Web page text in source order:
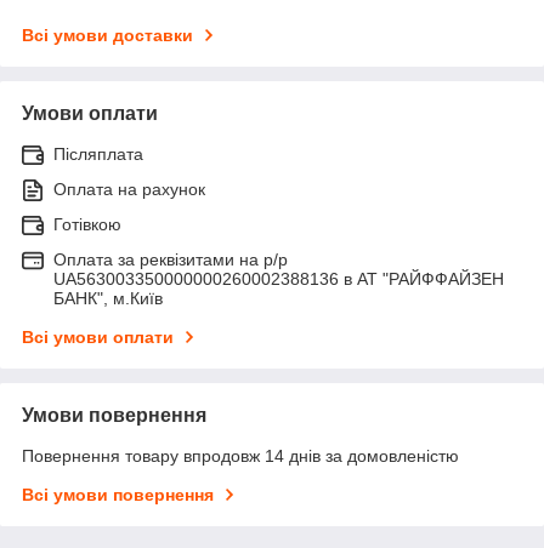
Всі умови доставки
Умови оплати
Післяплата
Оплата на рахунок
Готівкою
Оплата за реквізитами на р/р
UA563003350000000260002388136 в АТ "РАЙФФАЙЗЕН
БАНК", м.Київ
Всі умови оплати
Умови повернення
Повернення товару впродовж 14 днів за домовленістю
Всі умови повернення